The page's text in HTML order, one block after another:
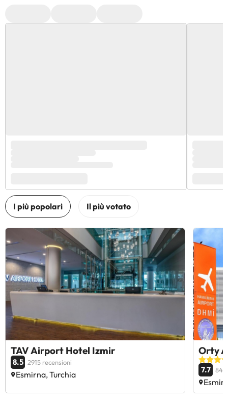
TAV Airport Hotel Izmir
8.5 2915 recensioni
Esmirna, Turchia
Orty
7.7 840